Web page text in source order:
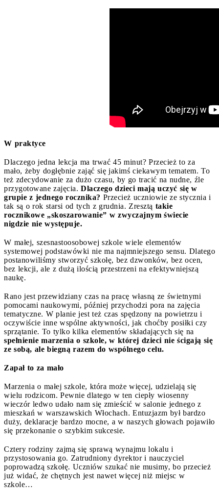
W praktyce
Dlaczego jedna lekcja ma trwać 45 minut? Przecież to za
mało, żeby dogłębnie zająć się jakimś ciekawym tematem. To
też zdecydowanie za dużo czasu, by go tracić na nudne, źle
przygotowane zajęcia. Dlaczego dzieci mają uczyć się w
grupie z jednego rocznika? Przecież uczniowie ze stycznia i
tak są o rok starsi od tych z grudnia. Zresztą takie
rocznikowe „skoszarowanie” w zwyczajnym świecie
nigdzie nie występuje.
W małej, szesnastoosobowej szkole wiele elementów
systemowej podstawówki nie ma najmniejszego sensu. Dlatego
postanowiliśmy stworzyć szkołę, bez dzwonków, bez ocen,
bez lekcji, ale z dużą ilością przestrzeni na efektywniejszą
naukę.
Rano jest przewidziany czas na pracę własną ze świetnymi
pomocami naukowymi, później przychodzi pora na zajęcia
tematyczne. W planie jest też czas spędzony na powietrzu i
oczywiście inne wspólne aktywności, jak choćby posiłki czy
sprzątanie. To tylko kilka elementów składających się na
spełnienie marzenia o szkole, w której dzieci nie ścigają się
ze sobą, ale biegną razem do wspólnego celu.
Zapał to za mało
Marzenia o małej szkole, która może więcej, udzielają się
wielu rodzicom. Pewnie dlatego w ten ciepły wiosenny
wieczór ledwo udało nam się zmieścić w salonie jednego z
mieszkań w warszawskich Włochach. Entuzjazm był bardzo
duży, deklaracje bardzo mocne, a w naszych głowach pojawiło
się przekonanie o szybkim sukcesie.
Cztery rodziny zajmą się sprawą wynajmu lokalu i
przystosowania go. Zatrudniony dyrektor i nauczyciel
poprowadzą szkołę. Uczniów szukać nie musimy, bo przecież
już widać, że chętnych jest nawet więcej niż miejsc w
szkole…